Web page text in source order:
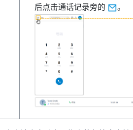
后点击通话记录旁的
。